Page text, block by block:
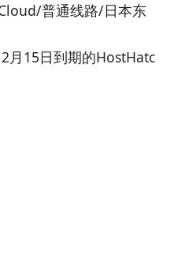
普通线路/日本东
月15日到期的HostHatc